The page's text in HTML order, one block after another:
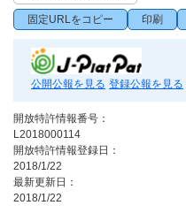
固定URLをコピー 印刷
公開公報を見る 登録公報を見る
開放特許情報番号：
L2018000114
開放特許情報登録日：
2018/1/22
最新更新日：
2018/1/22